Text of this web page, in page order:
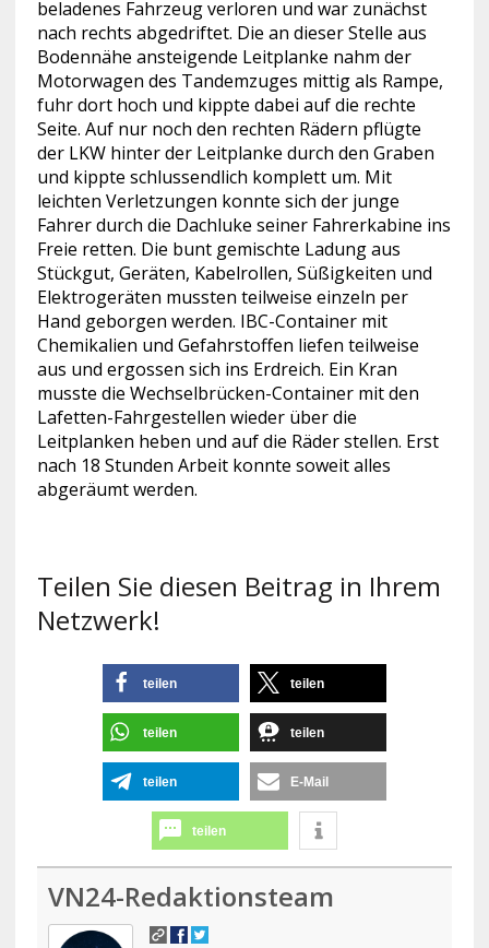
beladenes Fahrzeug verloren und war zunächst
nach rechts abgedriftet. Die an dieser Stelle aus
Bodennähe ansteigende Leitplanke nahm der
Motorwagen des Tandemzuges mittig als Rampe,
fuhr dort hoch und kippte dabei auf die rechte
Seite. Auf nur noch den rechten Rädern pflügte
der LKW hinter der Leitplanke durch den Graben
und kippte schlussendlich komplett um. Mit
leichten Verletzungen konnte sich der junge
Fahrer durch die Dachluke seiner Fahrerkabine ins
Freie retten. Die bunt gemischte Ladung aus
Stückgut, Geräten, Kabelrollen, Süßigkeiten und
Elektrogeräten mussten teilweise einzeln per
Hand geborgen werden. IBC-Container mit
Chemikalien und Gefahrstoffen liefen teilweise
aus und ergossen sich ins Erdreich. Ein Kran
musste die Wechselbrücken-Container mit den
Lafetten-Fahrgestellen wieder über die
Leitplanken heben und auf die Räder stellen. Erst
nach 18 Stunden Arbeit konnte soweit alles
abgeräumt werden.
Teilen Sie diesen Beitrag in Ihrem
Netzwerk!
teilen teilen
teilen teilen
teilen E-Mail
teilen
VN24-Redaktionsteam